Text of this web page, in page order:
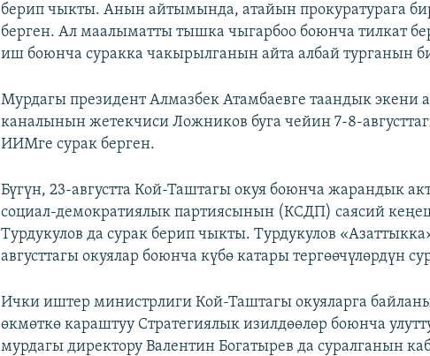
берип чыкты. Анын айтымында, атайын прокуратурага
берген. Ал маалыматты тышка чыгарбоо боюнча тилкат
иш боюнча суракка чакырылганын айта албай турганын
Мурдагы президент Алмазбек Атамбаевге таандык экени
каналынын жетекчиси Ложников буга чейин 7-8-
ИИМге сурак берген.
Бүгүн, 23-августта Кой-Таштагы окуя боюнча жарандык
социал-демократиялык партиясынын (КСДП) саясий
Турдукулов да сурак берип чыкты. Турдукулов
августтагы окуялар боюнча күбө катары тергөөчүлөрдүн
Ички иштер министрлиги Кой-Таштагы окуяларга
өкмөткө караштуу Стратегиялык изилдөөлөр боюнча
мурдагы директору Валентин Богатырев да суралганын